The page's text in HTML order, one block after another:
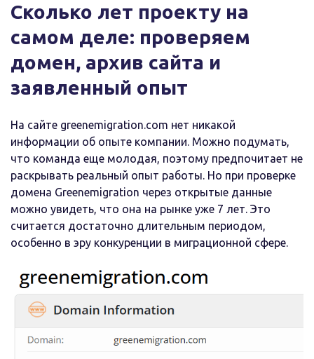
Сколько лет проекту на
самом деле: проверяем
домен, архив сайта и
заявленный опыт
На сайте greenemigration.com нет никакой
информации об опыте компании. Можно подумать,
что команда еще молодая, поэтому предпочитает не
раскрывать реальный опыт работы. Но при проверке
домена Greenemigration через открытые данные
можно увидеть, что она на рынке уже 7 лет. Это
считается достаточно длительным периодом,
особенно в эру конкуренции в миграционной сфере.